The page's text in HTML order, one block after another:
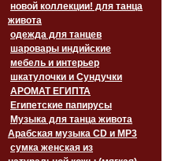
новой коллекции! для танца
живота
одежда для танцев
шаровары индийские
мебель и интерьер
шкатулочки и Сундучки
АРОМАТ ЕГИПТА
Египетские папирусы
Музыка для танца живота
Арабская музыка CD и MP3
сумка женская из